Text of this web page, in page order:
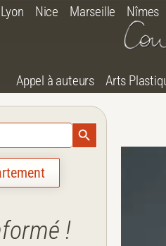
Lyon Nice Marseille Nîmes
Appel à auteurs Arts
Search Button
!